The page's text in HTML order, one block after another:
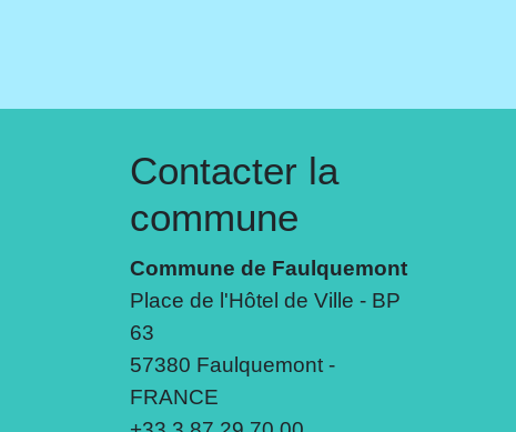
Contacter la
commune
Commune de Faulquemont
Place de l'Hôtel de Ville - BP
63
57380 Faulquemont -
FRANCE